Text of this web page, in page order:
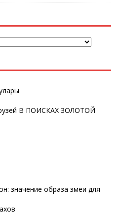
В ПОИСКАХ ЗОЛОТОЙ
значение образа змеи для